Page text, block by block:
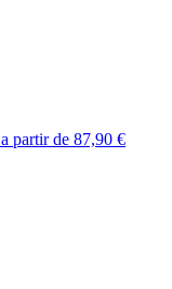
a partir de 87,90 €